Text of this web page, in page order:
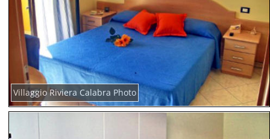
Villaggio Riviera Calabra Photo